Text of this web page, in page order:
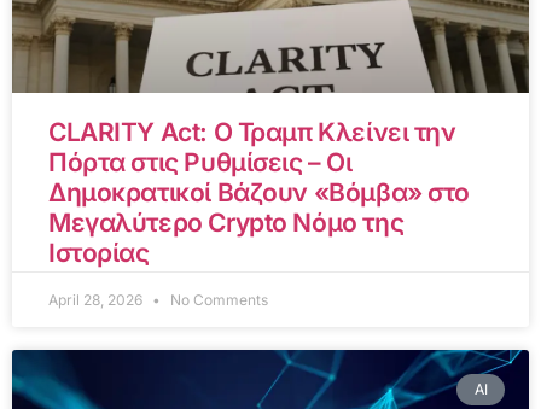
CLARITY Act: Ο Τραμπ Κλείνει την
Πόρτα στις Ρυθμίσεις – Οι
Δημοκρατικοί Βάζουν «Βόμβα» στο
Μεγαλύτερο Crypto Νόμο της
Ιστορίας
April 28, 2026 No Comments
AI